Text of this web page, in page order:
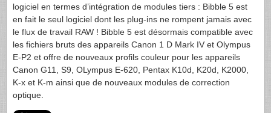
logiciel en termes d’intégration de modules tiers : Bibble 5 est
en fait le seul logiciel dont les plug-ins ne rompent jamais avec
le flux de travail RAW ! Bibble 5 est désormais compatible avec
les fichiers bruts des appareils Canon 1 D Mark IV et Olympus
E-P2 et offre de nouveaux profils couleur pour les appareils
Canon G11, S9, OLympus E-620, Pentax K10d, K20d, K2000,
K-x et K-m ainsi que de nouveaux modules de correction
optique.